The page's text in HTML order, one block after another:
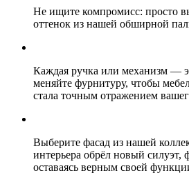
Не ищите компромисс: просто
оттенок из нашей обширной
Каждая ручка или механизм —
меняйте фурнитуру, чтобы
стала точным отражением
Выберите фасад из нашей
интерьера обрёл новый силуэт,
оставаясь верным своей